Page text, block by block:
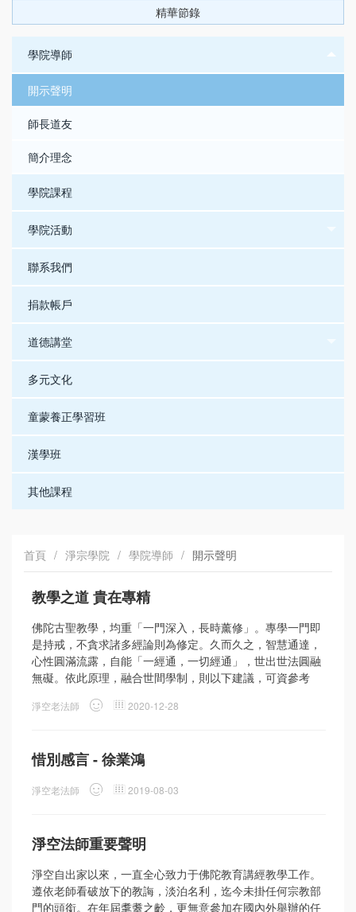
精華節錄
學院導師
開示聲明
師長道友
簡介理念
學院課程
學院活動
聯系我們
捐款帳戶
道德講堂
多元文化
童蒙養正學習班
漢學班
其他課程
首頁 / 淨宗學院 / 學院導師 / 開示聲明
教學之道 貴在專精
佛陀古聖教學，均重「一門深入，長時薰修」。專學一門即
是持戒，不貪求諸多經論則為修定。久而久之，智慧通達，
心性圓滿流露，自能「一經通，一切經通」，世出世法圓融
無礙。依此原理，融合世間學制，則以下建議，可資參考
淨空老法師 2020-12-28
惜別感言 - 徐業鴻
淨空老法師 2019-08-03
淨空法師重要聲明
淨空自出家以來，一直全心致力于佛陀教育講經教學工作。
遵依老師看破放下的教誨，淡泊名利，迄今未掛任何宗教部
門的頭銜。在年屆耄耋之齡，更無意參加在國內外舉辦的任